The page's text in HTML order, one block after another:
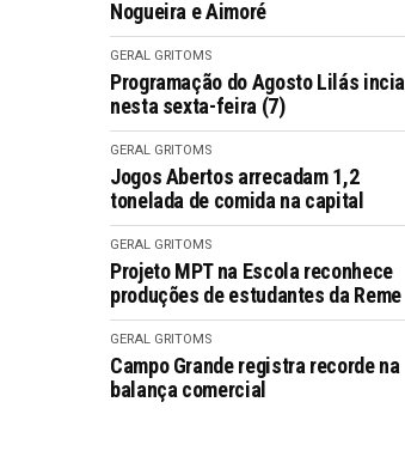
Nogueira e Aimoré
GERAL GRITOMS
Programação do Agosto Lilás incia
nesta sexta-feira (7)
GERAL GRITOMS
Jogos Abertos arrecadam 1,2
tonelada de comida na capital
GERAL GRITOMS
Projeto MPT na Escola reconhece
produções de estudantes da Reme
GERAL GRITOMS
Campo Grande registra recorde na
balança comercial